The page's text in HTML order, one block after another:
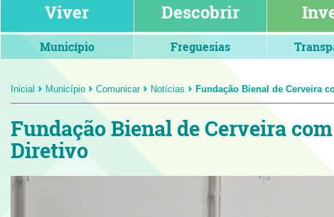
Viver Descobrir
Município Freguesias
Inicial Município Comunicar Notícias Fundação Bienal de Cerveira
Fundação Bienal de Cerveira
Diretivo